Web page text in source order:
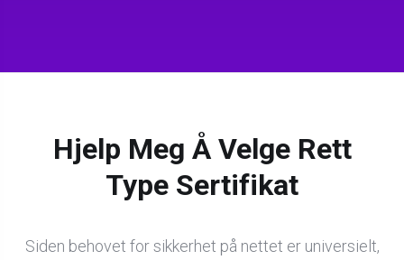
Hjelp Meg Å Velge Rett
Type Sertifikat
Siden behovet for sikkerhet på nettet er universielt,